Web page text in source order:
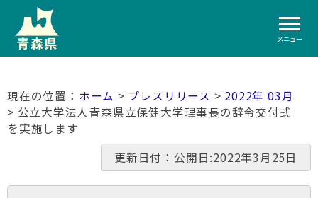
メニュー
ホーム > プレスリリース > 2022年 03月
> 公立大学法人青森県立保健大学理事長の辞令交付式
を実施します
更新日付：公開日:2022年3月25日